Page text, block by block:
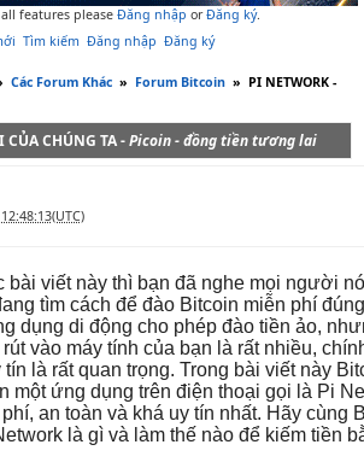
features please Đăng nhập orĐăng ký.
Tìm kiếm Đăng nhập Đăng ký
Các Forum Khác » Forum Bitcoin » PI NETWORK -
CỦA CHÚNG TA -Picoin - đồng tiền tương lai
bài viết này thì bạn đã nghe mọi người
tìm cách để đào Bitcoin miễn phí
dụng di động cho phép đào tiền ảo,
vào máy tính của bạn là rất nhiều,
tín là rất quan trọng. Trong bài viết này
một ứng dụng trên điện thoại gọi là Pi
an toàn và khá uy tín nhất. Hãy cùng
là gì và làm thế nào để kiếm tiền